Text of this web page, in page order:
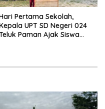
Pertama Sekolah,
UPT SD Negeri 024
Paman Ajak Siswa